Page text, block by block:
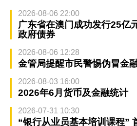
2026-08-06 22:00
广东省在澳门成功发行25亿
政府债券
2026-08-06 12:28
金管局提醒市民警惕伪冒金
2026-08-03 16:00
2026年6月货币及金融统计
2026-07-31 10:30
“银行从业员基本培训课程”